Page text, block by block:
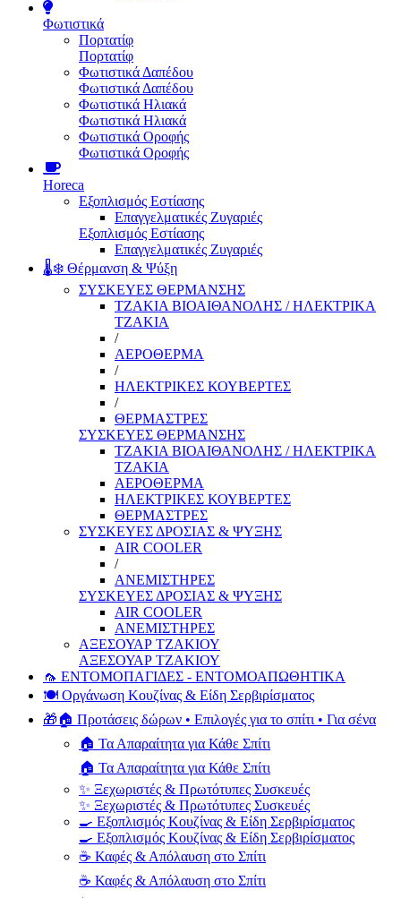
Φωτιστικά
Πορτατίφ
Πορτατίφ
Φωτιστικά Δαπέδου
Φωτιστικά Δαπέδου
Φωτιστικά Ηλιακά
Φωτιστικά Ηλιακά
Φωτιστικά Οροφής
Φωτιστικά Οροφής
Horeca
Εξοπλισμός Εστίασης
Επαγγελματικές Ζυγαριές
Εξοπλισμός Εστίασης
Επαγγελματικές Ζυγαριές
🌡️❄️ Θέρμανση & Ψύξη
ΣΥΣΚΕΥΕΣ ΘΕΡΜΑΝΣΗΣ
ΤΖΑΚΙΑ ΒΙΟΑΙΘΑΝΟΛΗΣ / ΗΛΕΚΤΡΙΚΑ
ΤΖΑΚΙΑ
/
ΑΕΡΟΘΕΡΜΑ
/
ΗΛΕΚΤΡΙΚΕΣ ΚΟΥΒΕΡΤΕΣ
/
ΘΕΡΜΑΣΤΡΕΣ
ΣΥΣΚΕΥΕΣ ΘΕΡΜΑΝΣΗΣ
ΤΖΑΚΙΑ ΒΙΟΑΙΘΑΝΟΛΗΣ / ΗΛΕΚΤΡΙΚΑ
ΤΖΑΚΙΑ
ΑΕΡΟΘΕΡΜΑ
ΗΛΕΚΤΡΙΚΕΣ ΚΟΥΒΕΡΤΕΣ
ΘΕΡΜΑΣΤΡΕΣ
ΣΥΣΚΕΥΕΣ ΔΡΟΣΙΑΣ & ΨΥΞΗΣ
AIR COOLER
/
ΑΝΕΜΙΣΤΗΡΕΣ
ΣΥΣΚΕΥΕΣ ΔΡΟΣΙΑΣ & ΨΥΞΗΣ
AIR COOLER
ΑΝΕΜΙΣΤΗΡΕΣ
ΑΞΕΣΟΥΑΡ ΤΖΑΚΙΟΥ
ΑΞΕΣΟΥΑΡ ΤΖΑΚΙΟΥ
🦟 ΕΝΤΟΜΟΠΑΓΙΔΕΣ - ΕΝΤΟΜΟΑΠΩΘΗΤΙΚΑ
🍽️ Οργάνωση Κουζίνας & Είδη Σερβιρίσματος
🎁🏠 Προτάσεις δώρων • Επιλογές για το σπίτι • Για σένα
🏠 Τα Απαραίτητα για Κάθε Σπίτι
🏠 Τα Απαραίτητα για Κάθε Σπίτι
✨ Ξεχωριστές & Πρωτότυπες Συσκευές
✨ Ξεχωριστές & Πρωτότυπες Συσκευές
🍳 Εξοπλισμός Κουζίνας & Είδη Σερβιρίσματος
🍳 Εξοπλισμός Κουζίνας & Είδη Σερβιρίσματος
☕ Καφές & Απόλαυση στο Σπίτι
☕ Καφές & Απόλαυση στο Σπίτι